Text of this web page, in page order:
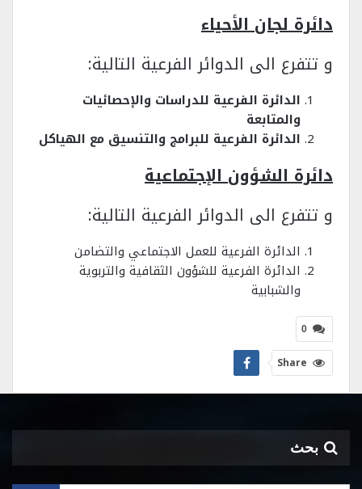
دائرة لجان الأحياء
و تتفرع الى الدوائر الفرعية التالية:
الدائرة الفرعية للدراسات والإحصائيات
والمتابعة
الدائرة الفرعية للبرامج والتنسيق مع الهياكل
دائرة الشؤون الإجتماعية
و تتفرع الى الدوائر الفرعية التالية:
الدائرة الفرعية للعمل الاجتماعي والتضامن
الدائرة الفرعية للشؤون الثقافية والتربوية
والشبابية
0
Share
بحث